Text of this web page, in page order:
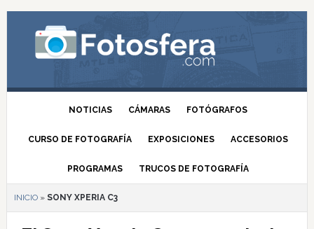
NOTICIAS CÁMARAS FOTÓGRAFOS
CURSO DE FOTOGRAFÍA EXPOSICIONES ACCESORIOS
PROGRAMAS TRUCOS DE FOTOGRAFÍA
INICIO» SONY XPERIA C3